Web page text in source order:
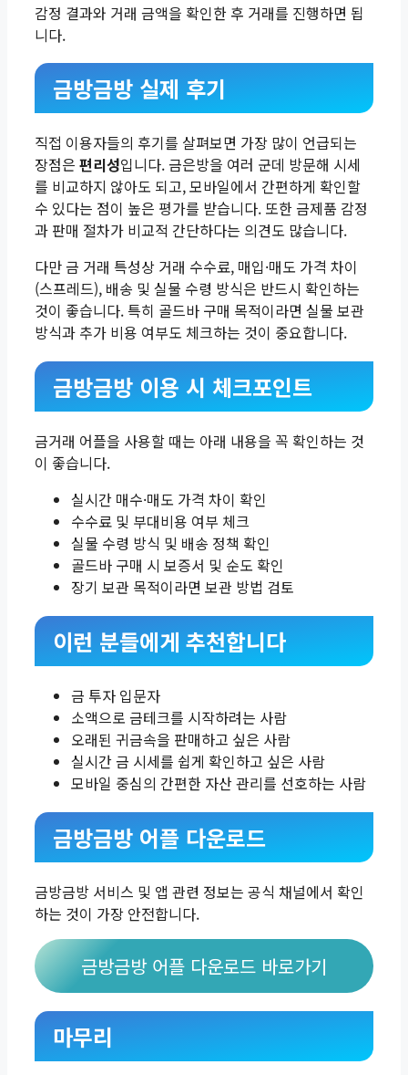
감정 결과와 거래 금액을 확인한 후 거래를 진행하면 됩
니다.
금방금방 실제 후기
직접 이용자들의 후기를 살펴보면 가장 많이 언급되는
장점은 편리성입니다. 금은방을 여러 군데 방문해 시세
를 비교하지 않아도 되고, 모바일에서 간편하게 확인할
수 있다는 점이 높은 평가를 받습니다. 또한 금제품 감정
과 판매 절차가 비교적 간단하다는 의견도 많습니다.
다만 금 거래 특성상 거래 수수료, 매입·매도 가격 차이
(스프레드), 배송 및 실물 수령 방식은 반드시 확인하는
것이 좋습니다. 특히 골드바 구매 목적이라면 실물 보관
방식과 추가 비용 여부도 체크하는 것이 중요합니다.
금방금방 이용 시 체크포인트
금거래 어플을 사용할 때는 아래 내용을 꼭 확인하는 것
이 좋습니다.
실시간 매수·매도 가격 차이 확인
수수료 및 부대비용 여부 체크
실물 수령 방식 및 배송 정책 확인
골드바 구매 시 보증서 및 순도 확인
장기 보관 목적이라면 보관 방법 검토
이런 분들에게 추천합니다
금 투자 입문자
소액으로 금테크를 시작하려는 사람
오래된 귀금속을 판매하고 싶은 사람
실시간 금 시세를 쉽게 확인하고 싶은 사람
모바일 중심의 간편한 자산 관리를 선호하는 사람
금방금방 어플 다운로드
금방금방 서비스 및 앱 관련 정보는 공식 채널에서 확인
하는 것이 가장 안전합니다.
금방금방 어플 다운로드 바로가기
마무리